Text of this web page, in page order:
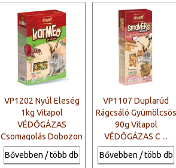
VP1202 Nyúl Eleség
1kg Vitapol
VÉDŐGÁZAS
Csomagolás Dobozon
...
Bővebben / több db
VP1107 Duplarúd
Rágcsáló Gyümölcsös
90g Vitapol
VÉDŐGÁZAS C ...
Bővebben / több db